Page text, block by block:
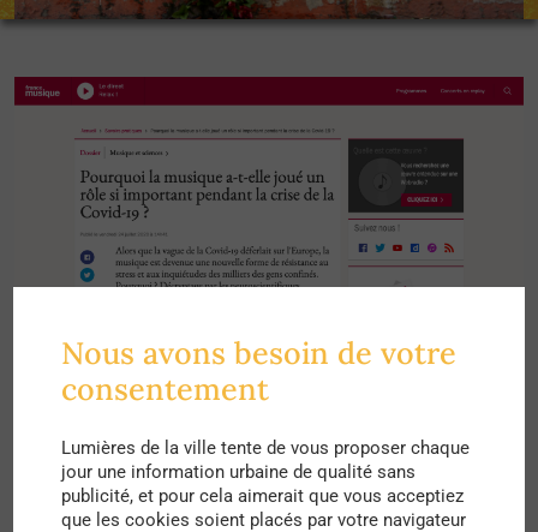
Un article
Pourquoi la musique a-t-elle joué un rôle si
important pendant la crise de la Covid 19 ?
Nous avons besoin de votre
consentement
Lumières de la ville tente de vous proposer chaque
jour une information urbaine de qualité sans
publicité, et pour cela aimerait que vous acceptiez
que les cookies soient placés par votre navigateur